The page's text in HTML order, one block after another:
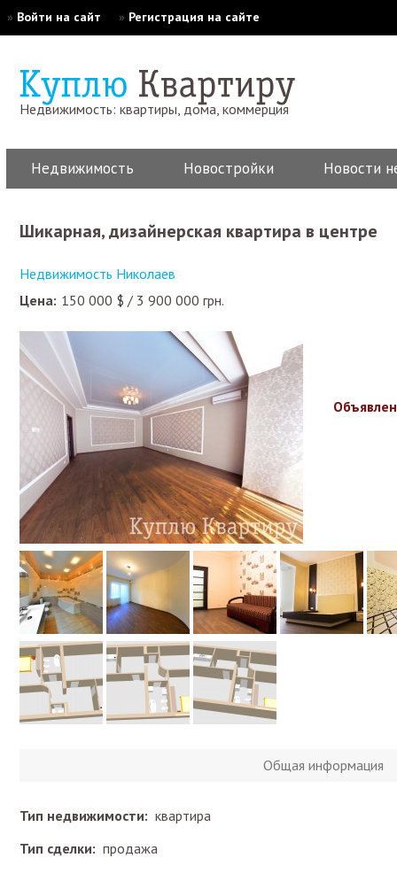
» Войти на сайт » Регистрация на сайте
Недвижимость: квартиры, дома, коммерция
Недвижимость Новостройки Новости
Шикарная, дизайнерская квартира в центре
Недвижимость Николаев
Цена: 150 000 $ / 3 900 000 грн.
Общая информация
Тип недвижимости: квартира
Тип сделки: продажа